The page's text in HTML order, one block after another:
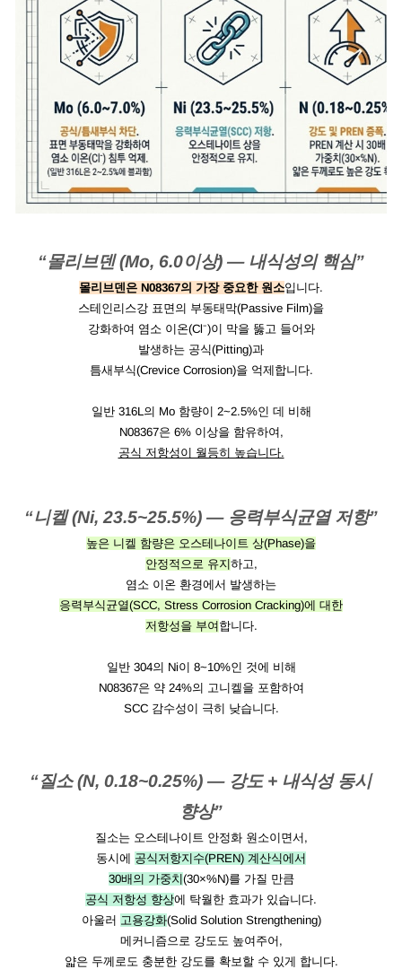
“몰리브덴 (Mo, 6.0이상) — 내식성의 핵심”
몰리브덴은 N08367의 가장 중요한 원소입니다.
스테인리스강 표면의 부동태막(Passive Film)을
강화하여 염소 이온(Cl⁻)이 막을 뚫고 들어와
발생하는 공식(Pitting)과
틈새부식(Crevice Corrosion)을 억제합니다.
일반 316L의 Mo 함량이 2~2.5%인 데 비해
N08367은 6% 이상을 함유하여,
공식 저항성이 월등히 높습니다.
“니켈 (Ni, 23.5~25.5%) — 응력부식균열 저항”
높은 니켈 함량은 오스테나이트 상(Phase)을
안정적으로 유지 하고,
염소 이온 환경에서 발생하는
응력부식균열(SCC, Stress Corrosion Cracking)에 대한
저항성을 부여 합니다.
일반 304의 Ni이 8~10%인 것에 비해
N08367은 약 24%의 고니켈을 포함하여
SCC 감수성이 극히 낮습니다.
“질소 (N, 0.18~0.25%) — 강도 + 내식성 동시
향상”
질소는 오스테나이트 안정화 원소이면서,
동시에 공식저항지수(PREN) 계산식에서
30배의 가중치(30×%N)를 가질 만큼
공식 저항성 향상에 탁월한 효과가 있습니다.
아울러 고용강화(Solid Solution Strengthening)
메커니즘으로 강도도 높여주어,
얇은 두께로도 충분한 강도를 확보할 수 있게 합니다.